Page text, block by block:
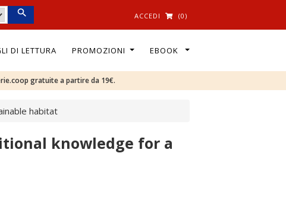
ACCEDI (0)
DI LETTURA PROMOZIONI EBOOK
gratuite a partire da 19€.
habitat
knowledge for a